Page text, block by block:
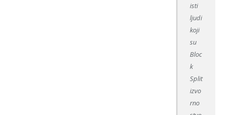
isti
ljudi
koji
su
Bloc
k
Split
izvo
rno